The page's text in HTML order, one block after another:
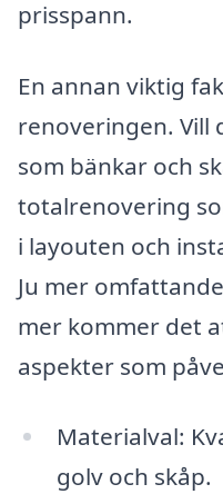
prisspann.
En annan viktig
renoveringen. Vill
som bänkar och
totalrenovering
i layouten och
Ju mer
mer kommer det
aspekter som
Materialval:
golv och skåp.